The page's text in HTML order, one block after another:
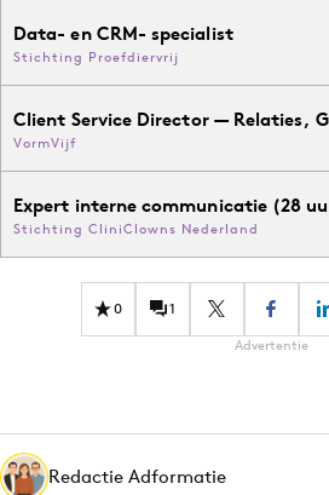
Data- en CRM- specialist
Stichting Proefdiervrij
Client Service Director — Relaties,
VormVijf
Expert interne communicatie (28
Stichting CliniClowns Nederland
0 1
Advertentie
Redactie Adformatie